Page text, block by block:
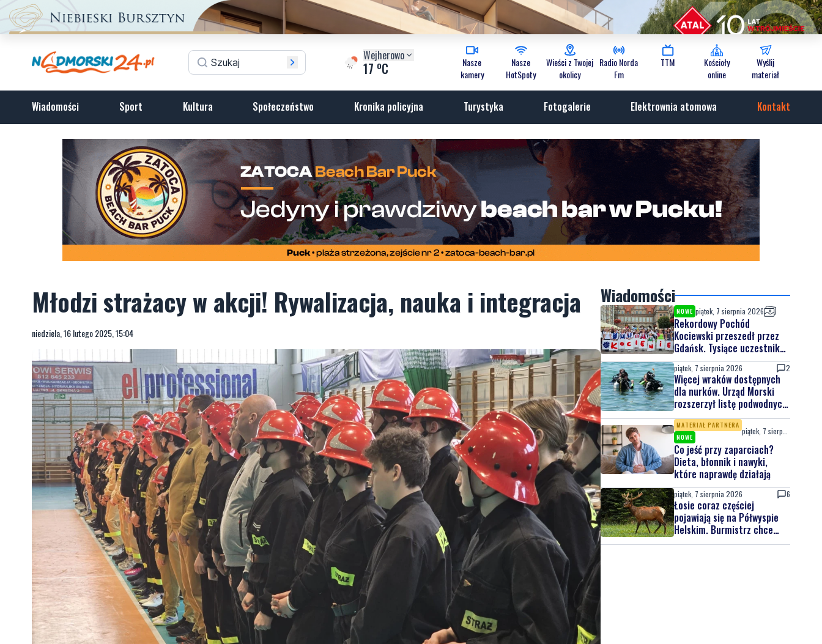
Wejherowo
17 oC
Nasze
kamery
Nasze
HotSpoty
Wieści z Twojej
okolicy
Radio Norda
Fm
TTM
Kościoły
online
Wyślij
materiał
Wiadomości Sport Kultura Społeczeństwo Kronika policyjna Turystyka Fotogalerie Elektrownia atomowa Kontakt
Młodzi strażacy w akcji! Rywalizacja, nauka i integracja
niedziela, 16 lutego 2025, 15:04
Wiadomości
NOWE piątek, 7 sierpnia 2026
Rekordowy Pochód
Kociewski przeszedł przez
Gdańsk. Tysiące uczestników
na jubileuszowej edycji
piątek, 7 sierpnia 2026 2
Więcej wraków dostępnych
dla nurków. Urząd Morski
rozszerzył listę podwodnych
atrakcji
MATERIAŁ PARTNERA
NOWE
Co jeść przy zaparciach?
Dieta, błonnik i nawyki,
które naprawdę działają
piątek, 7 sierpnia 2026 6
Łosie coraz częściej
pojawiają się na Półwyspie
Helskim. Burmistrz chce
nowych znaków drogowych